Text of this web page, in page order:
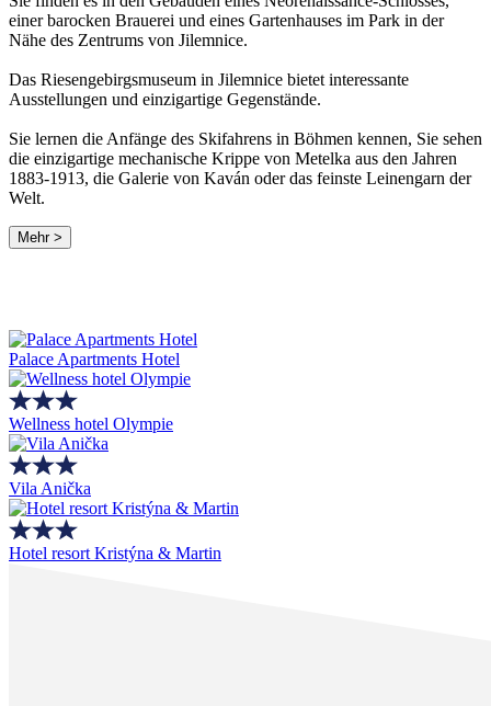
einer barocken Brauerei und eines Gartenhauses im Park in der
Nähe des Zentrums von Jilemnice.
Das Riesengebirgsmuseum in Jilemnice bietet interessante
Ausstellungen und einzigartige Gegenstände.
Sie lernen die Anfänge des Skifahrens in Böhmen kennen, Sie sehen
die einzigartige mechanische Krippe von Metelka aus den Jahren
1883-1913, die Galerie von Kaván oder das feinste Leinengarn der
Welt.
Mehr >
Palace Apartments Hotel
Wellness hotel Olympie
Vila Anička
Hotel resort Kristýna & Martin